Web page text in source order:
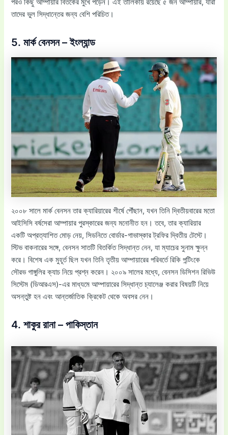
পরও কিছু আম্পায়ার বিতর্কের মুখে পড়েন। এই তালিকায় রয়েছে ৫ জন আম্পায়ার, যারা
তাদের ভুল সিদ্ধান্তের জন্য বেশি পরিচিত।
5. মার্ক বেনসন – ইংল্যান্ড
২০০৮ সালে মার্ক বেনসন তার ক্যারিয়ারের শীর্ষে পৌঁছান, যখন তিনি দ্বিতীয়বারের মতো
আইসিসি বর্ষসেরা আম্পায়ার পুরস্কারের জন্য মনোনীত হন। তবে, তার ক্যারিয়ার
একটি অপ্রত্যাশিত মোড় নেয়, সিডনিতে বোর্ডার-গাভাস্কার ট্রফির দ্বিতীয় টেস্টে।
স্টিভ বাকনারের সঙ্গে, বেনসন সাতটি বিতর্কিত সিদ্ধান্ত নেন, যা ম্যাচের সুনাম ক্ষুন্ন
করে। বিশেষ এক মুহূর্ত ছিল যখন তিনি তৃতীয় আম্পায়ারের পরিবর্তে রিকি পন্টিংকে
সৌরভ গাঙ্গুলির ক্যাচ নিয়ে প্রশ্ন করেন। ২০০৯ সালের মধ্যে, বেনসন ডিসিশন রিভিউ
সিস্টেম (ডিআরএস)-এর মাধ্যমে আম্পায়ারের সিদ্ধান্ত চ্যালেঞ্জ করার বিষয়টি নিয়ে
অসন্তুষ্ট হন এবং আন্তর্জাতিক ক্রিকেট থেকে অবসর নেন।
4. শাকুর রানা – পাকিস্তান